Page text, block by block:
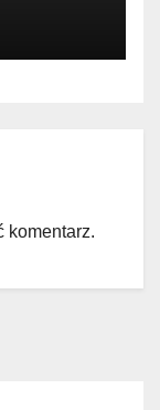
komentarz.